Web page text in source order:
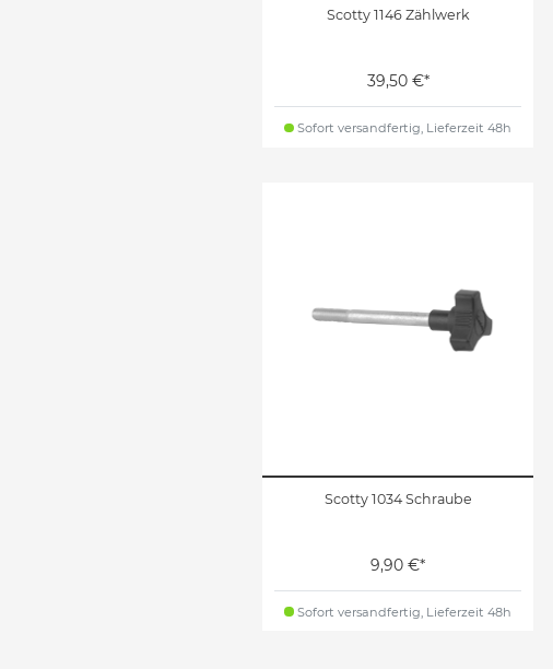
Scotty 1146 Zählwerk
39,50 €*
Sofort versandfertig, Lieferzeit 48h
Scotty 1034 Schraube
9,90 €*
Sofort versandfertig, Lieferzeit 48h